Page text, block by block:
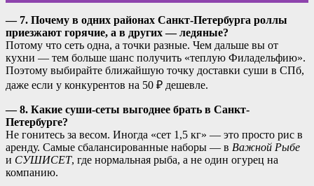
— 7. Почему в одних районах Санкт-Петербурга роллы
приезжают горячие, а в других — ледяные?
Потому что сеть одна, а точки разные. Чем дальше вы от
кухни — тем больше шанс получить «теплую Филадельфию».
Поэтому выбирайте ближайшую точку доставки суши в СПб,
даже если у конкурентов на 50 ₽ дешевле.
— 8. Какие суши-сеты выгоднее брать в Санкт-
Петербурге?
Не гонитесь за весом. Иногда «сет 1,5 кг» — это просто рис в
аренду. Самые сбалансированные наборы — в Важной Рыбе
и СУШИСЕТ, где нормальная рыба, а не один огурец на
компанию.